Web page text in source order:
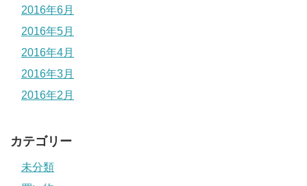
2016年6月
2016年5月
2016年4月
2016年3月
2016年2月
カテゴリー
未分類